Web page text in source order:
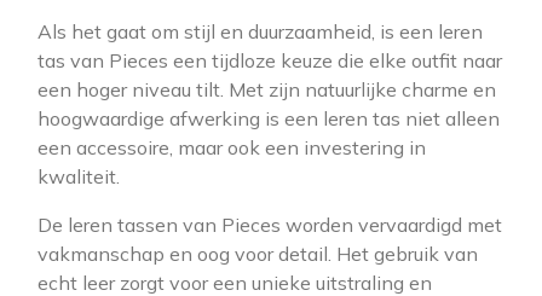
Als het gaat om stijl en duurzaamheid, is een leren
tas van Pieces een tijdloze keuze die elke outfit naar
een hoger niveau tilt. Met zijn natuurlijke charme en
hoogwaardige afwerking is een leren tas niet alleen
een accessoire, maar ook een investering in
kwaliteit.
De leren tassen van Pieces worden vervaardigd met
vakmanschap en oog voor detail. Het gebruik van
echt leer zorgt voor een unieke uitstraling en